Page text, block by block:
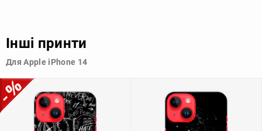
особистому смаку.
Узагалі, чохол для телефону - це дуже корисний аксесуар, який
додати зручності в користуванні.
Інші принти
Для Apple iPhone 14